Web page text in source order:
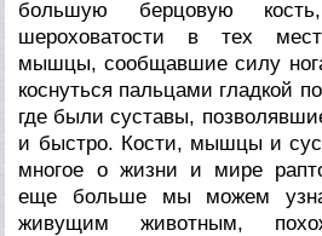
большую берцовую
шероховатости в тех
мышцы, сообщавшие силу
коснуться пальцами гладкой
где были суставы,
и быстро. Кости, мышцы и
многое о жизни и мире
еще больше мы можем
живущим животным,